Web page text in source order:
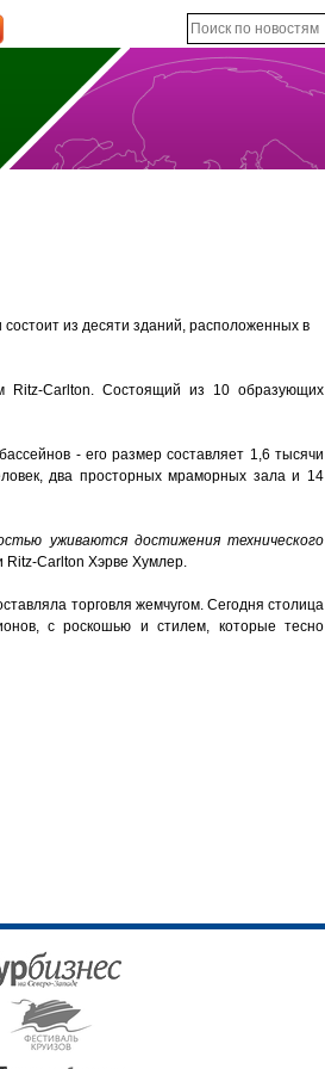
из десяти зданий, расположенных в
Ritz-Carlton. Состоящий из 10 образующих
- его размер составляет 1,6 тысячи
два просторных мраморных зала и 14
уживаются достижения технического
Ritz-Carlton Хэрве Хумлер.
торговля жемчугом. Сегодня столица
с роскошью и стилем, которые тесно